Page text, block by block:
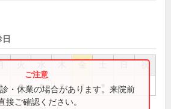
祝
● ● ● ● ●
・休業の場合があります。来院前
接ご確認ください。